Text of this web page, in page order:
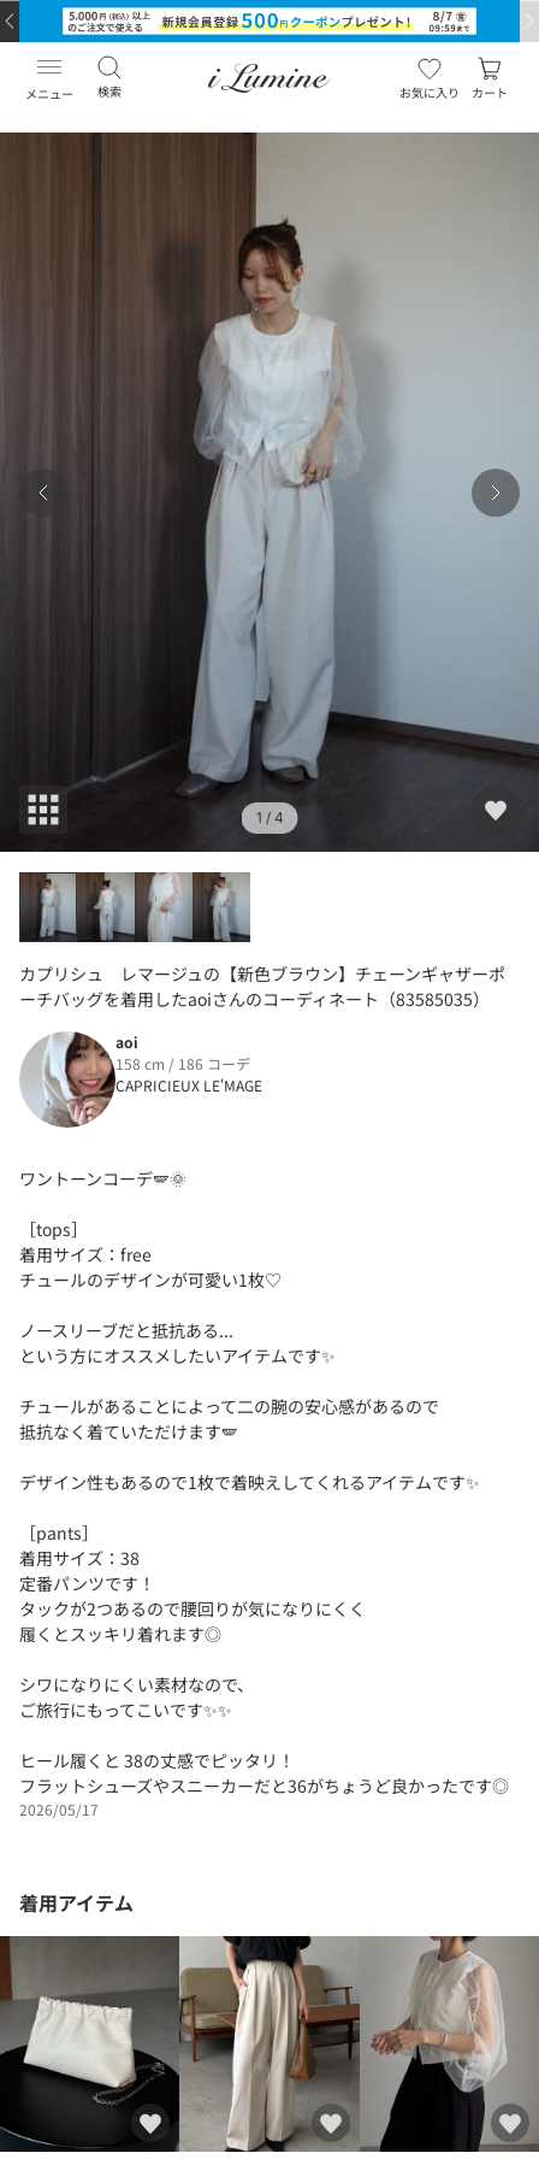
メニュー 検索 お気に入り カート
1 / 4
カプリシュ レマージュの【新色ブラウン】チェーンギャザーポ
ーチバッグを着用したaoiさんのコーディネート（83585035）
aoi
158 cm / 186 コーデ
CAPRICIEUX LE'MAGE
ワントーンコーデ🪽‪🌞
［tops］
着用サイズ：free
チュールのデザインが可愛い1枚♡
ノースリーブだと抵抗ある...
という方にオススメしたいアイテムです✨️
チュールがあることによって二の腕の安心感があるので
抵抗なく着ていただけます🪽‪
デザイン性もあるので1枚で着映えしてくれるアイテムです✨️
［pants］
着用サイズ：38
定番パンツです！
タックが2つあるので腰回りが気になりにくく
履くとスッキリ着れます◎
シワになりにくい素材なので、
ご旅行にもってこいです✨✨
ヒール履くと 38の丈感でピッタリ！
フラットシューズやスニーカーだと36がちょうど良かったです◎
2026/05/17
着用アイテム